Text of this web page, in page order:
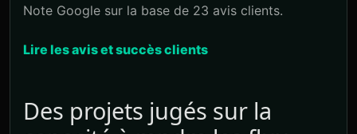
Note Google sur la base de 23 avis clients.
Lire les avis et succès clients
Des projets jugés sur la